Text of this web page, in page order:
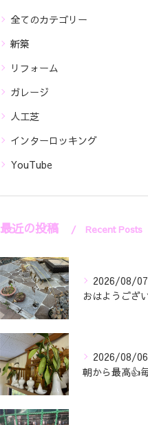
全てのカテゴリー
新築
リフォーム
ガレージ
人工芝
インターロッキング
YouTube
最近の投稿 Recent Posts
2026/08/07
2026/08/06